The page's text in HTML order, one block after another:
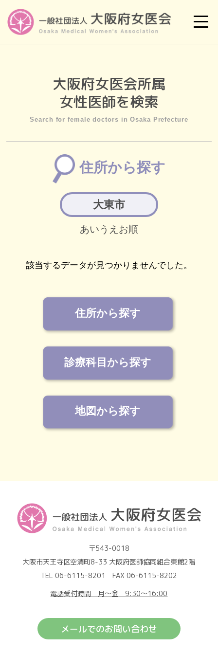
大阪府女医会所属
女性医師を検索
Search for female doctors in Osaka Prefecture
住所から探す
大東市
あいうえお順
該当するデータが見つかりませんでした。
住所から探す
診療科目から探す
地図から探す
〒543-0018
大阪市天王寺区空清町8-33 大阪府医師協同組合東館2階
TEL 06-6115-8201 FAX 06-6115-8202
電話受付時間 月～金 9:30～16:00
メールでのお問い合わせ